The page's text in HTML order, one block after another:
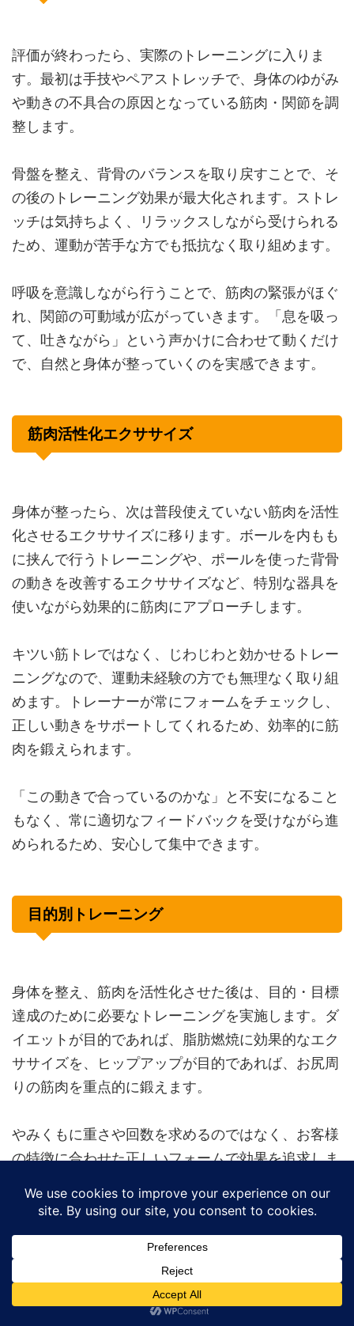
評価が終わったら、実際のトレーニングに入りま
す。最初は手技やペアストレッチで、身体のゆがみ
や動きの不具合の原因となっている筋肉・関節を調
整します。
骨盤を整え、背骨のバランスを取り戻すことで、そ
の後のトレーニング効果が最大化されます。ストレ
ッチは気持ちよく、リラックスしながら受けられる
ため、運動が苦手な方でも抵抗なく取り組めます。
呼吸を意識しながら行うことで、筋肉の緊張がほぐ
れ、関節の可動域が広がっていきます。「息を吸っ
て、吐きながら」という声かけに合わせて動くだけ
で、自然と身体が整っていくのを実感できます。
筋肉活性化エクササイズ
身体が整ったら、次は普段使えていない筋肉を活性
化させるエクササイズに移ります。ボールを内もも
に挟んで行うトレーニングや、ポールを使った背骨
の動きを改善するエクササイズなど、特別な器具を
使いながら効果的に筋肉にアプローチします。
キツい筋トレではなく、じわじわと効かせるトレー
ニングなので、運動未経験の方でも無理なく取り組
めます。トレーナーが常にフォームをチェックし、
正しい動きをサポートしてくれるため、効率的に筋
肉を鍛えられます。
「この動きで合っているのかな」と不安になること
もなく、常に適切なフィードバックを受けながら進
められるため、安心して集中できます。
目的別トレーニング
身体を整え、筋肉を活性化させた後は、目的・目標
達成のために必要なトレーニングを実施します。ダ
イエットが目的であれば、脂肪燃焼に効果的なエク
ササイズを、ヒップアップが目的であれば、お尻周
りの筋肉を重点的に鍛えます。
やみくもに重さや回数を求めるのではなく、お客様
の特徴に合わせた正しいフォームで効果を追求しま
れ、足幅を広げて股関節までしっかり下げるフォー
整った身体でトレーニングすることで、狙った部位
に正確に効かせることができます。正しいフォーム